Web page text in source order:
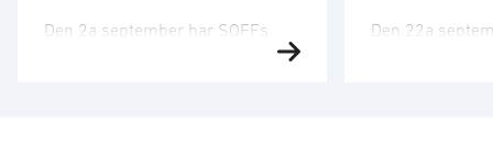
Den 2a september har SOFFs
medlemsgrupp för civilt försvar
Den 22a